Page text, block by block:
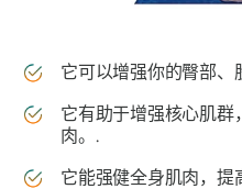
它可以增强你的臀部、
它有助于增强核心肌群
肉。.
它能强健全身肌肉，提